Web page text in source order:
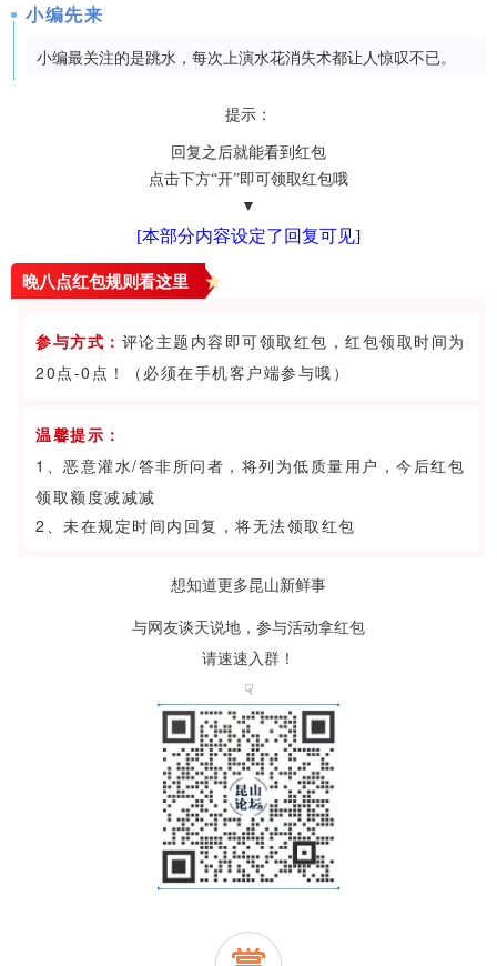
小编先来
小编最关注的是跳水，每次上演水花消失术都让人惊叹不已。
提示：
回复之后就能看到红包
点击下方“开”即可领取红包哦
▼
[本部分内容设定了回复可见]
晚八点红包规则看这里
参与方式： 评论主题内容即可领取红包，红包领取时间为
20点-0点！（必须在手机客户端参与哦）
温馨提示：
1、恶意灌水/答非所问者，将列为低质量用户，今后红包
领取额度减减减
2、未在规定时间内回复，将无法领取红包
想知道更多昆山新鲜事
与网友谈天说地，参与活动拿红包
请速速入群！
☟